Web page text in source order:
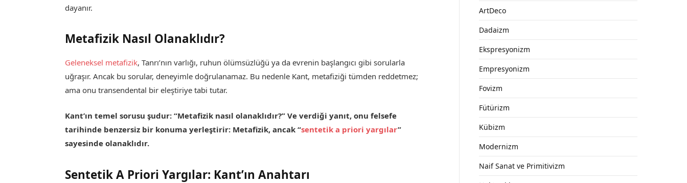
dayanır.
Metafizik Nasıl Olanaklıdır?
Geleneksel metafizik, Tanrı’nın varlığı, ruhun ölümsüzlüğü ya da evrenin başlangıcı gibi sorularla
uğraşır. Ancak bu sorular, deneyimle doğrulanamaz. Bu nedenle Kant, metafiziği tümden reddetmez;
ama onu transendental bir eleştiriye tabi tutar.
Kant’ın temel sorusu şudur: “Metafizik nasıl olanaklıdır?” Ve verdiği yanıt, onu felsefe
tarihinde benzersiz bir konuma yerleştirir: Metafizik, ancak “sentetik a priori yargılar”
sayesinde olanaklıdır.
Sentetik A Priori Yargılar: Kant’ın Anahtarı
ArtDeco
Dadaizm
Ekspresyonizm
Empresyonizm
Fovizm
Fütürizm
Kübizm
Modernizm
Naif Sanat ve Primitivizm